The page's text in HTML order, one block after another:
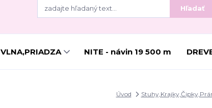
Hľadať
VLNA,PRIADZA NITE - návin 19 500 m
Úvod